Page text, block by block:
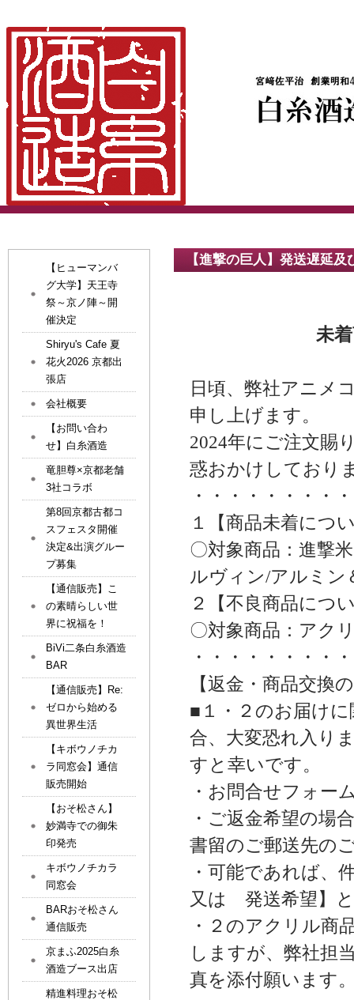
【進撃の巨人】発送遅延
未
日頃、弊社アニメ
申し上げます。
2024年にご注文賜
惑おかけしており
・・・・・・・・
１【商品未着につ
〇対象商品：進撃
ルヴィン/アルミン
２【不良商品につ
〇対象商品：アク
・・・・・・・・
【返金・商品交換
■１・２のお届け
合、大変恐れ入り
すと幸いです。
・お問合せフォー
・ご返金希望の場
書留のご郵送先の
・可能であれば
又は 発送希望】
・２のアクリル商
しますが、弊社担
真を添付願います
【ヒューマンバ
グ大学】天王寺
祭～京ノ陣～開
催決定
Shiryu's Cafe 夏
花火2026 京都出
張店
会社概要
【お問い合わ
せ】白糸酒造
竜胆尊×京都老舗
3社コラボ
第8回京都古都コ
スフェスタ開催
決定&出演グルー
プ募集
【通信販売】こ
の素晴らしい世
界に祝福を！
BiVi二条白糸酒造
BAR
【通信販売】Re:
ゼロから始める
異世界生活
【キボウノチカ
ラ同窓会】通信
販売開始
【おそ松さん】
妙満寺での御朱
印発売
キボウノチカラ
同窓会
BARおそ松さん
通信販売
京まふ2025白糸
酒造ブース出店
精進料理おそ松